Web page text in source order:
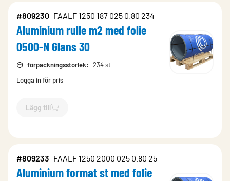
#809230 FAALF 1250 187 025 0.80 234
Aluminium rulle m2 med folie
0500-N Glans 30
förpackningsstorlek:
234 st
Logga in för pris
Lägg till
`$Lägg till
#809233 FAALF 1250 2000 025 0.80 25
Aluminium format st med folie